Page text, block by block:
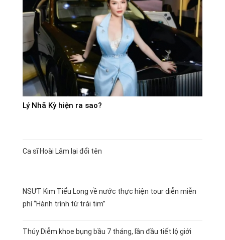
Lý Nhã Kỳ hiện ra sao?
Ca sĩ Hoài Lâm lại đổi tên
NSƯT Kim Tiểu Long về nước thực hiện tour diễn miễn
phí “Hành trình từ trái tim”
Thúy Diễm khoe bụng bầu 7 tháng, lần đầu tiết lộ giới